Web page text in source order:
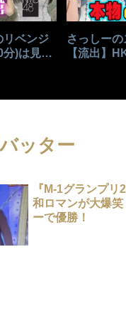
リベンジ
分)は見れ
さっしー
【流出】
ッター
『M-1グランプ
和ロマンが大爆
ーで優勝！